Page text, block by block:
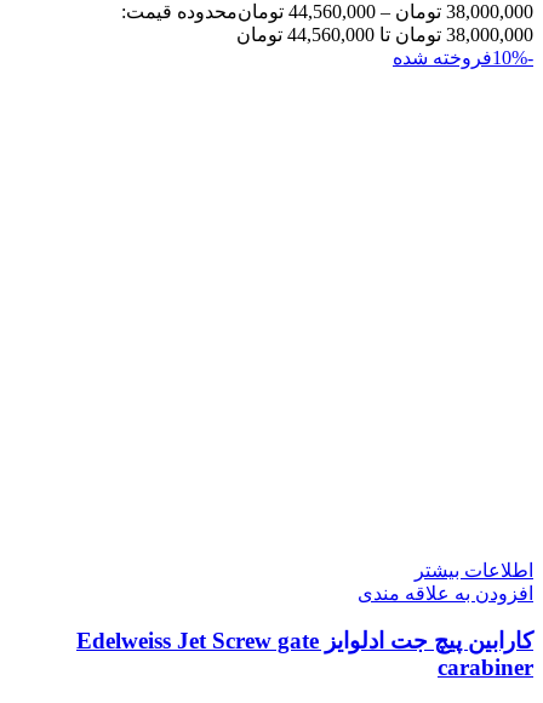
38,000,000 تومان –
44,560,000 تومانمحدوده قیمت:
38,000,000 تومان تا 44,560,000 تومان
-10%
فروخته شده
اطلاعات بیشتر
افزودن به علاقه مندی
کارابین پیچ جت ادلوایز Edelweiss Jet Screw gate
carabiner